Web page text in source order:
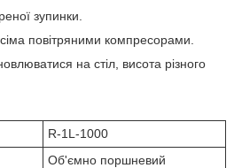
зупинки.
повітряними компресорами.
на стіл, висота різного
R-1L-1000
Об'ємно поршневий